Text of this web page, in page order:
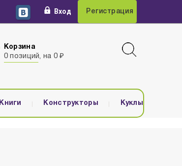
Вход Регистрация
Корзина
0 позиций, на 0 ₽
Книги Конструкторы Куклы